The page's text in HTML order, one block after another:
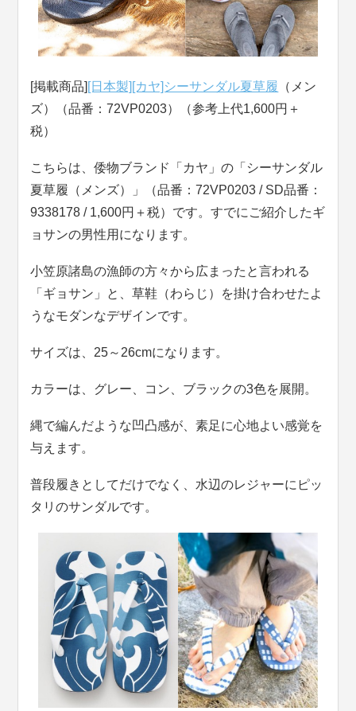
[掲載商品] [日本製][カヤ]シーサンダル夏草履 （メン
ズ）（品番：72VP0203）（参考上代1,600円＋
税）
こちらは、倭物ブランド「カヤ」の「シーサンダル
夏草履（メンズ）」（品番：72VP0203 / SD品番：
9338178 / 1,600円＋税）です。すでにご紹介したギ
ョサンの男性用になります。
小笠原諸島の漁師の方々から広まったと言われる
「ギョサン」と、草鞋（わらじ）を掛け合わせたよ
うなモダンなデザインです。
サイズは、25～26cmになります。
カラーは、グレー、コン、ブラックの3色を展開。
縄で編んだような凹凸感が、素足に心地よい感覚を
与えます。
普段履きとしてだけでなく、水辺のレジャーにピッ
タリのサンダルです。